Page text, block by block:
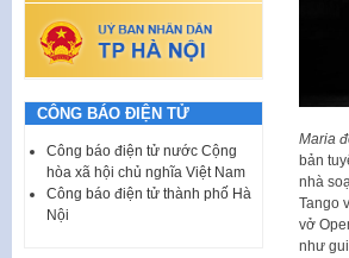
Maria
bản
nhà
Tango
vở
như
CÔNG BÁO ĐIỆN TỬ
Công báo điện tử nước Cộng
hòa xã hội chủ nghĩa Việt Nam
Công báo điện tử thành phố Hà
Nội